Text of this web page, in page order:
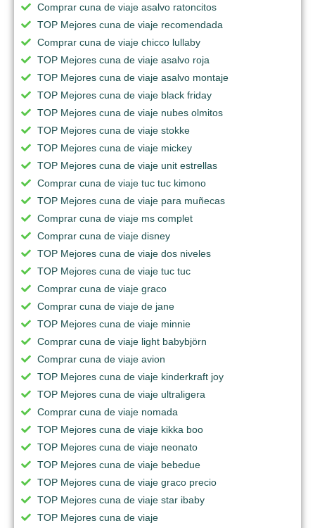
Comprar cuna de viaje asalvo ratoncitos
TOP Mejores cuna de viaje recomendada
Comprar cuna de viaje chicco lullaby
TOP Mejores cuna de viaje asalvo roja
TOP Mejores cuna de viaje asalvo montaje
TOP Mejores cuna de viaje black friday
TOP Mejores cuna de viaje nubes olmitos
TOP Mejores cuna de viaje stokke
TOP Mejores cuna de viaje mickey
TOP Mejores cuna de viaje unit estrellas
Comprar cuna de viaje tuc tuc kimono
TOP Mejores cuna de viaje para muñecas
Comprar cuna de viaje ms complet
Comprar cuna de viaje disney
TOP Mejores cuna de viaje dos niveles
TOP Mejores cuna de viaje tuc tuc
Comprar cuna de viaje graco
Comprar cuna de viaje de jane
TOP Mejores cuna de viaje minnie
Comprar cuna de viaje light babybjörn
Comprar cuna de viaje avion
TOP Mejores cuna de viaje kinderkraft joy
TOP Mejores cuna de viaje ultraligera
Comprar cuna de viaje nomada
TOP Mejores cuna de viaje kikka boo
TOP Mejores cuna de viaje neonato
TOP Mejores cuna de viaje bebedue
TOP Mejores cuna de viaje graco precio
TOP Mejores cuna de viaje star ibaby
TOP Mejores cuna de viaje